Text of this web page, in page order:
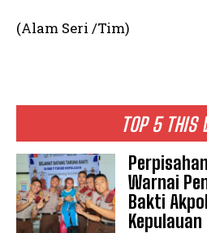
TOP 5 THIS
Warnai
Bakti
Kepulauan
(Alam Seri /Tim)